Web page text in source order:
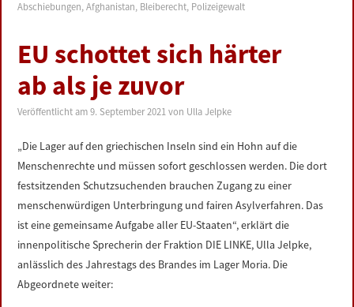
Abschiebungen,Afghanistan, Bleiberecht, Polizeigewalt
EU schottet sich härter
ab als je zuvor
Veröffentlicht am9. September 2021 von Ulla Jelpke
„Die Lager auf den griechischen Inseln sind ein Hohn auf die
Menschenrechte und müssen sofort geschlossen werden. Die dort
festsitzenden Schutzsuchenden brauchen Zugang zu einer
menschenwürdigen Unterbringung und fairen Asylverfahren. Das
ist eine gemeinsame Aufgabe aller EU-Staaten“, erklärt die
innenpolitische Sprecherin der Fraktion DIE LINKE, Ulla Jelpke,
anlässlich des Jahrestags des Brandes im Lager Moria. Die
Abgeordnete weiter: